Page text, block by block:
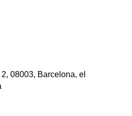
08003, Barcelona, el